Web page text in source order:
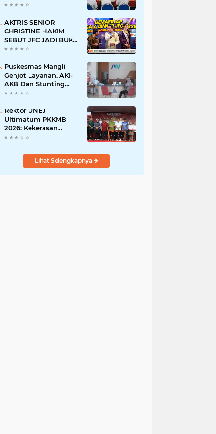
BERSINAR DAN
AKTRIS SENIOR
CHRISTINE HAKIM
SEBUT JFC JADI BUKTI
KREATIVITAS ANAK
Puskesmas Mangli
Genjot Layanan, AKI-
AKB Dan Stunting
Ditekan
Rektor UNEJ
Ultimatum PKKMB
2026: Kekerasan
Dilarang, Dekan Turun
Lihat Selengkapnya